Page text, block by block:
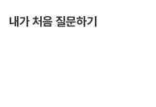
내가 처음 질문하기